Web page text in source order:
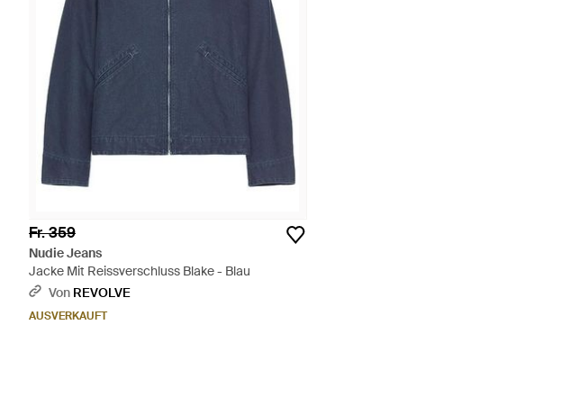
Fr. 359
Nudie Jeans
Jacke Mit Reissverschluss Blake - Blau
Von REVOLVE
AUSVERKAUFT